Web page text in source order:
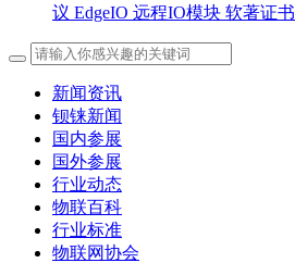
议 EdgeIO 远程IO模块 软著证书
新闻资讯
钡铼新闻
国内参展
国外参展
行业动态
物联百科
行业标准
物联网协会